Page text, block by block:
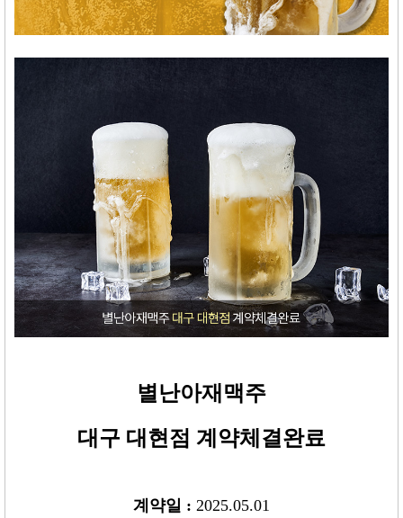
별난아재맥주
대구 대현점 계약체결완료
계약일 : 2025.05.01